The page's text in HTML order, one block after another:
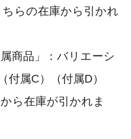
らの在庫から引かれ
商品」：バリエーシ
付属C）（付属D）
ら在庫が引かれま